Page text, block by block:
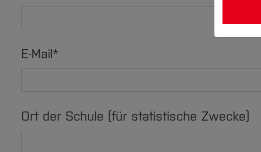
E-Mail*
Ort der Schule (für statistische Zwecke)